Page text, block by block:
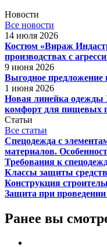
Новости
Все новости
14 июля 2026
Костюм «Вираж
производствах с
9 июня 2026
Выгодное предложение
1 июня 2026
Новая линейка одежды
комфорт для пищевых
Статьи
Все статьи
Спецодежда с
материалов.
Требования к
Классы защиты
Конструкция
Защита при
Ранее вы